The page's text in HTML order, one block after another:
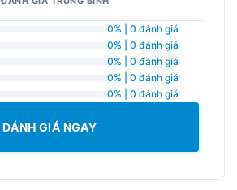
0% | 0 đánh giá
0% | 0 đánh giá
0% | 0 đánh giá
0% | 0 đánh giá
0% | 0 đánh giá
ĐÁNH GIÁ NGAY